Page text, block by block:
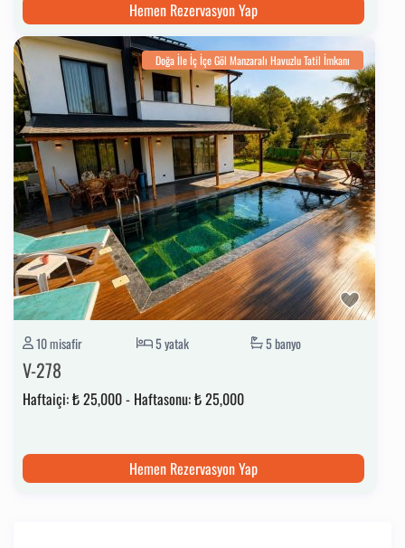
Hemen Rezervasyon Yap
Doğa İle İç İçe Göl Manzaralı Havuzlu Tatil İmkanı
10 misafir 5 yatak 5 banyo
V-278
Haftaiçi:₺ 25,000- Haftasonu:₺ 25,000
Hemen Rezervasyon Yap